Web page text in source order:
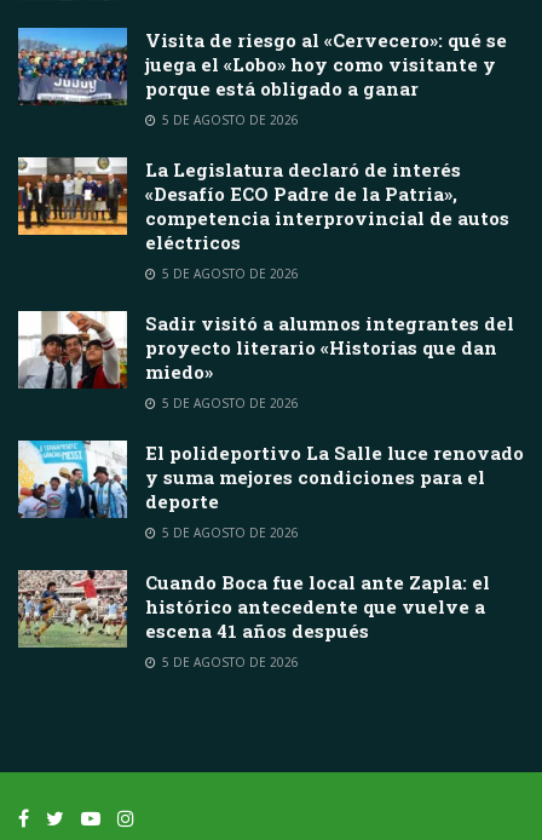
Visita de riesgo al «Cervecero»: qué se
juega el «Lobo» hoy como visitante y
porque está obligado a ganar
5 DE AGOSTO DE 2026
La Legislatura declaró de interés
«Desafío ECO Padre de la Patria»,
competencia interprovincial de autos
eléctricos
5 DE AGOSTO DE 2026
Sadir visitó a alumnos integrantes del
proyecto literario «Historias que dan
miedo»
5 DE AGOSTO DE 2026
El polideportivo La Salle luce renovado
y suma mejores condiciones para el
deporte
5 DE AGOSTO DE 2026
Cuando Boca fue local ante Zapla: el
histórico antecedente que vuelve a
escena 41 años después
5 DE AGOSTO DE 2026